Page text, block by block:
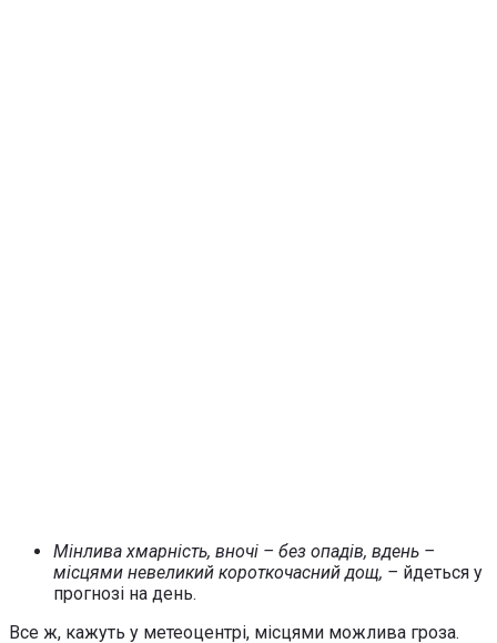
Мінлива хмарність, вночі – без опадів, вдень –
місцями невеликий короткочасний дощ, – йдеться у
прогнозі на день.
Все ж, кажуть у метеоцентрі, місцями можлива гроза.